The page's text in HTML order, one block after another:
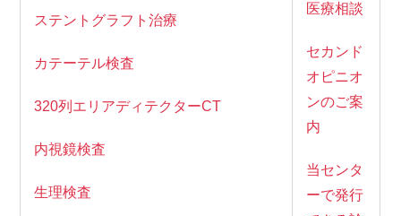
ステントグラフト治療
カテーテル検査
320列エリアディテクターCT
内視鏡検査
生理検査
医療相談
セカンド
オピニオ
ンのご案
内
当センタ
ーで発行